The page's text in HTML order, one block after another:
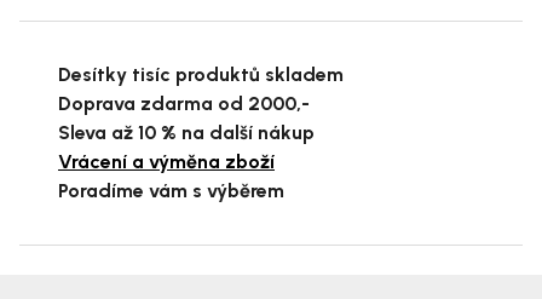
Desítky tisíc produktů skladem
Doprava zdarma od 2000,-
Sleva až 10 % na další nákup
Vrácení a výměna zboží
Poradíme vám s výběrem